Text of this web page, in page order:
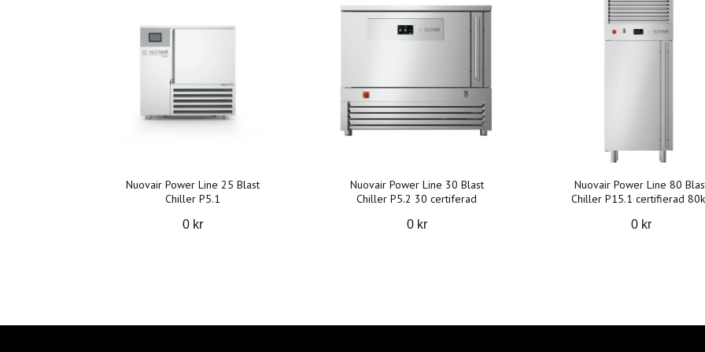
Nuovair Power Line 25 Blast
Chiller P5.1
0 kr
Nuovair Power Line 30 Blast
Chiller P5.2 30 certiferad
0 kr
Nuovair Power Line 80
Chiller P15.1 certifierad
0 kr